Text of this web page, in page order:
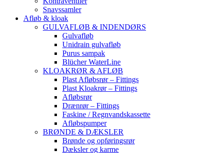
Snavssamler
Afløb & kloak
GULVAFLØB & INDENDØRS
Gulvafløb
Unidrain gulvafløb
Purus sampak
Blücher WaterLine
KLOAKRØR & AFLØB
Plast Afløbsrør – Fittings
Plast Kloakrør – Fittings
Afløbsrør
Drænrør – Fittings
Faskine / Regnvandskassette
Afløbspumper
BRØNDE & DÆKSLER
Brønde og opføringsrør
Dæksler og karme